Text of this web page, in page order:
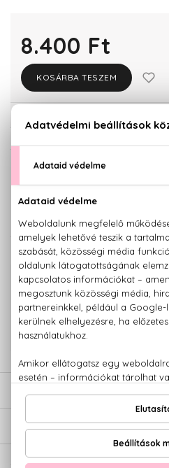
8.400 Ft
KOSÁRBA TESZEM
KISZERELÉS
KAPCSOLÓDÓ
100% eredeti termékek,14
Kérdésed van, elakadtál? Hívd
779 1926
ÉRTÉKELÉSEK (0)
SZÁLLÍTÁS